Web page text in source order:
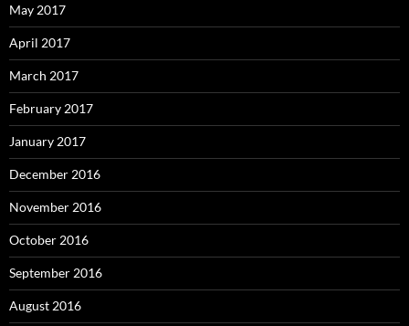
May 2017
April 2017
March 2017
February 2017
January 2017
December 2016
November 2016
October 2016
September 2016
August 2016